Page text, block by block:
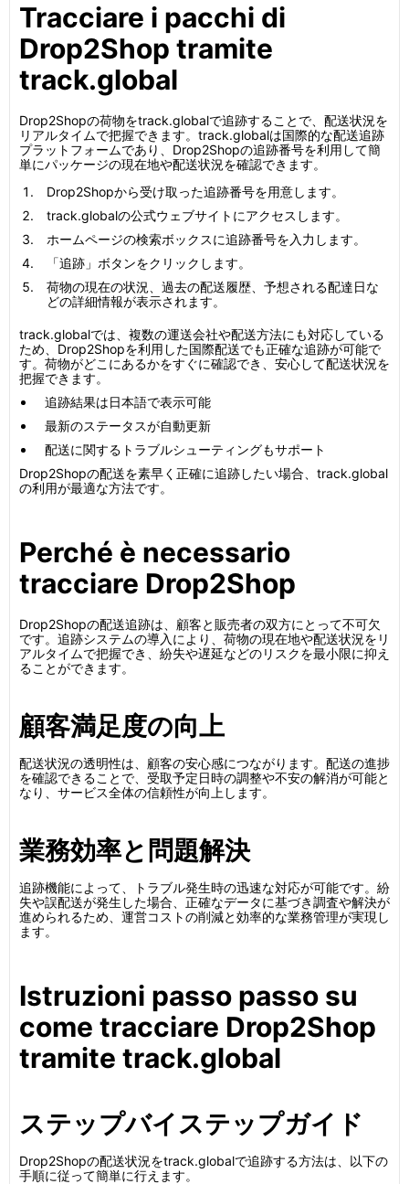
Tracciare i pacchi di
Drop2Shop tramite
track.global
Drop2Shopの荷物をtrack.globalで追跡することで、配送状況を
リアルタイムで把握できます。track.globalは国際的な配送追跡
プラットフォームであり、Drop2Shopの追跡番号を利用して簡
単にパッケージの現在地や配送状況を確認できます。
Drop2Shopから受け取った追跡番号を用意します。
track.globalの公式ウェブサイトにアクセスします。
ホームページの検索ボックスに追跡番号を入力します。
「追跡」ボタンをクリックします。
荷物の現在の状況、過去の配送履歴、予想される配達日な
どの詳細情報が表示されます。
track.globalでは、複数の運送会社や配送方法にも対応している
ため、Drop2Shopを利用した国際配送でも正確な追跡が可能で
す。荷物がどこにあるかをすぐに確認でき、安心して配送状況を
把握できます。
追跡結果は日本語で表示可能
最新のステータスが自動更新
配送に関するトラブルシューティングもサポート
Drop2Shopの配送を素早く正確に追跡したい場合、track.global
の利用が最適な方法です。
Perché è necessario
tracciare Drop2Shop
Drop2Shopの配送追跡は、顧客と販売者の双方にとって不可欠
です。追跡システムの導入により、荷物の現在地や配送状況をリ
アルタイムで把握でき、紛失や遅延などのリスクを最小限に抑え
ることができます。
顧客満足度の向上
配送状況の透明性は、顧客の安心感につながります。配送の進捗
を確認できることで、受取予定日時の調整や不安の解消が可能と
なり、サービス全体の信頼性が向上します。
業務効率と問題解決
追跡機能によって、トラブル発生時の迅速な対応が可能です。紛
失や誤配送が発生した場合、正確なデータに基づき調査や解決が
進められるため、運営コストの削減と効率的な業務管理が実現し
ます。
Istruzioni passo passo su
come tracciare Drop2Shop
tramite track.global
ステップバイステップガイド
Drop2Shopの配送状況をtrack.globalで追跡する方法は、以下の
手順に従って簡単に行えます。